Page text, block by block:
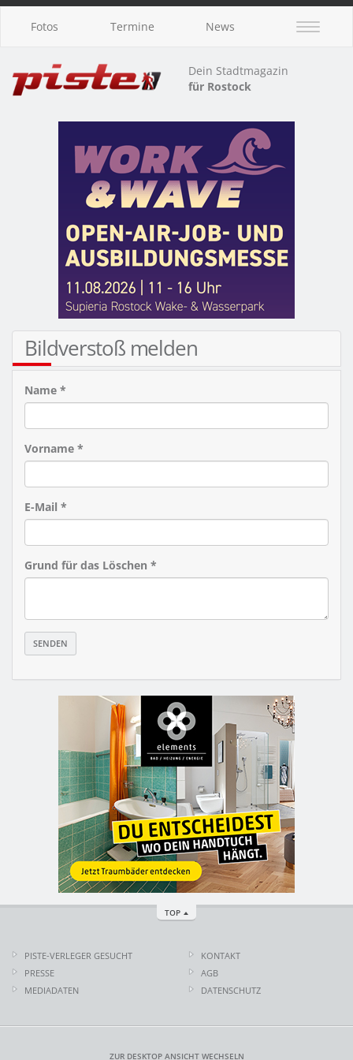
Fotos Termine News
Dein Stadtmagazin
für Rostock
Bildverstoß melden
Name *
Vorname *
E-Mail *
Grund für das Löschen *
TOP
PISTE-VERLEGER GESUCHT
PRESSE
MEDIADATEN
KONTAKT
AGB
DATENSCHUTZ
ZUR DESKTOP ANSICHT WECHSELN